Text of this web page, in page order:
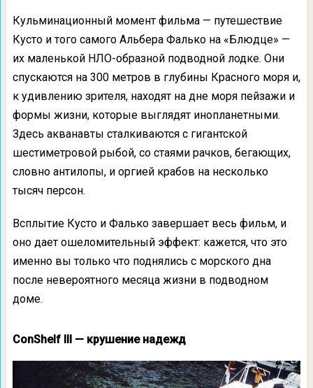
Кульминационный момент фильма — путешествие
Кусто и того самого Альбера Фалько на «Блюдце» —
их маленькой НЛО-образной подводной лодке. Они
спускаются на 300 метров в глубины Красного моря и,
к удивлению зрителя, находят на дне моря пейзажи и
формы жизни, которые выглядят инопланетными.
Здесь акванавты сталкиваются с гигантской
шестиметровой рыбой, со стаями рачков, бегающих,
словно антилопы, и оргией крабов на несколько
тысяч персон.
Всплытие Кусто и Фалько завершает весь фильм, и
оно дает ошеломительный эффект: кажется, что это
именно вы только что поднялись с морского дна
после невероятного месяца жизни в подводном
доме.
ConShelf III — крушение надежд